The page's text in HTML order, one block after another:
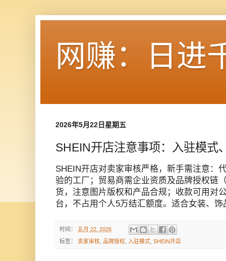
网赚：日进
2026年5月22日星期五
SHEIN开店注意事项：入驻模式
SHEIN开店对卖家审核严格，新手需注意：
验的工厂；贸易商需企业资质及品牌授权链
货，注意图片版权和产品合规；收款可用对
台，不占用个人5万结汇额度。适合女装、
时间： 五月 22, 2026
标签： 卖家审核 品牌授权 入驻模式 SHEIN开店